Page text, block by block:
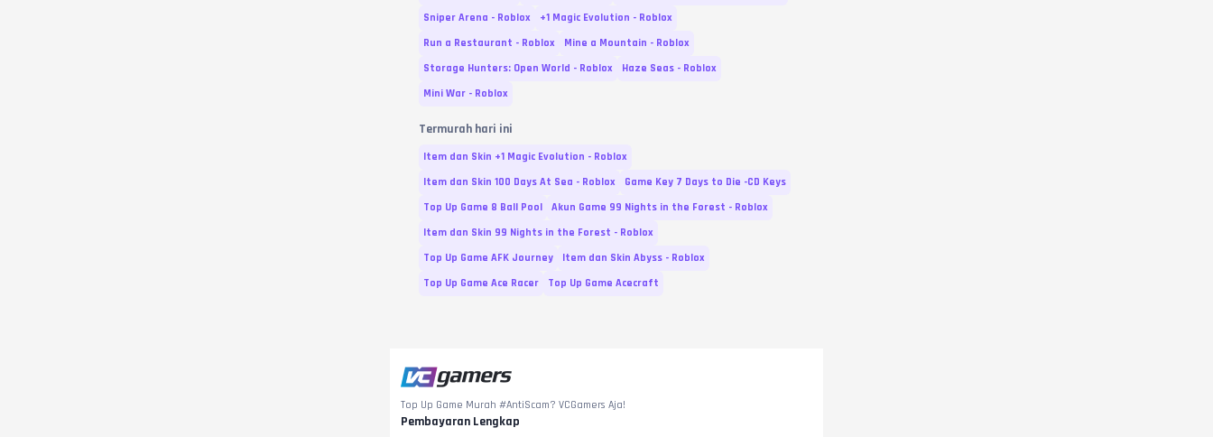
Sniper Arena - Roblox
+1 Magic Evolution - Roblox
Run a Restaurant - Roblox
Mine a Mountain - Roblox
Storage Hunters: Open World - Roblox
Haze Seas - Roblox
Mini War - Roblox
Termurah hari ini
Item dan Skin +1 Magic Evolution - Roblox
Item dan Skin 100 Days At Sea - Roblox
Game Key 7 Days to Die -CD Keys
Top Up Game 8 Ball Pool
Akun Game 99 Nights in the Forest - Roblox
Item dan Skin 99 Nights in the Forest - Roblox
Top Up Game AFK Journey
Item dan Skin Abyss - Roblox
Top Up Game Ace Racer
Top Up Game Acecraft
Top Up Game Murah #AntiScam? VCGamers Aja!
Pembayaran Lengkap